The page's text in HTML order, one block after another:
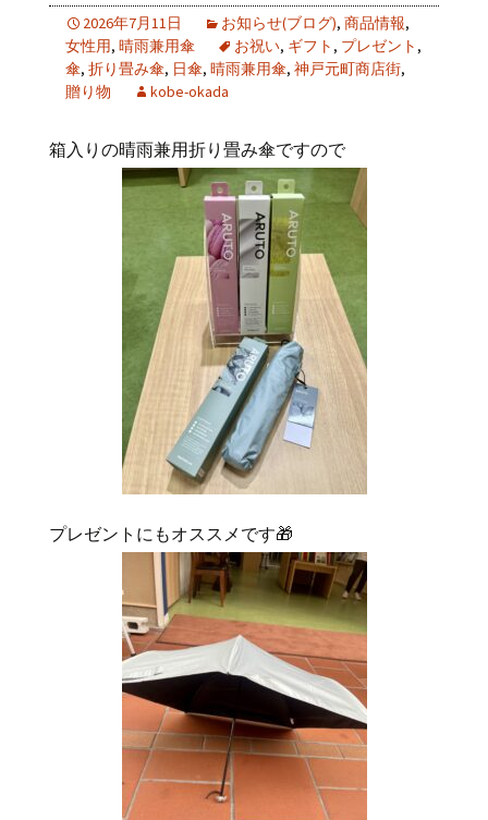
2026年7月11日 お知らせ(ブログ), 商品情報,
女性用, 晴雨兼用傘 お祝い, ギフト , プレゼント ,
傘, 折り畳み傘, 日傘, 晴雨兼用傘, 神戸元町商店街,
贈り物
kobe-okada
箱入りの晴雨兼用折り畳み傘ですので
プレゼントにもオススメです🎁